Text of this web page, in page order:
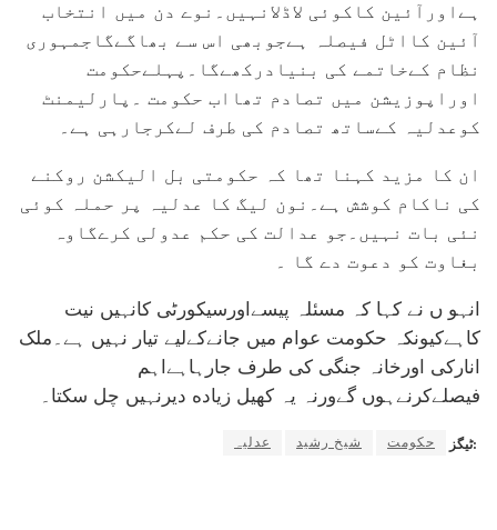
ہےاورآئین کاکوئی لاڈلانہیں۔نوے دن میں انتخاب
آئین کااٹل فیصلہ ہےجوبھی اس سے بھاگےگاجمہوری
نظام کےخاتمے کی بنیادرکھےگا۔پہلےحکومت
اوراپوزیشن میں تصادم تھااب حکومت ۔پارلیمنٹ
کوعدلیہ کےساتھ تصادم کی طرف لےکرجارہی ہے۔
ان کا مزید کہنا تھا کہ حکومتی بل الیکشن روکنے
کی ناکام کوشش ہے۔نون لیگ کا عدلیہ پر حملہ کوئی
نئی بات نہیں۔جو عدالت کی حکم عدولی کرےگاوہ
بغاوت کو دعوت دے گا ۔
انہو ں نے کہا کہ مسئلہ پیسےاورسیکورٹی کانہیں نیت
کاہےکیونکہ حکومت عوام میں جانےکےلیے تیار نہیں ہے۔ملک
انارکی اورخانہ جنگی کی طرف جارہاہےاہم
فیصلےکرنےہوں گےورنہ یہ کھیل زیاده دیرنہیں چل سکتا۔
ٹیگز: حکومت شیخ رشید عدلیہ